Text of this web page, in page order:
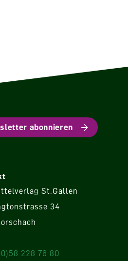
abonnieren
St.Gallen
34
228 76 80